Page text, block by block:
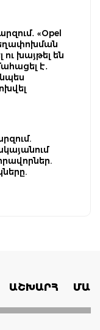
«Opel
խայթել են
է․
ԱՇԽԱՐՀ